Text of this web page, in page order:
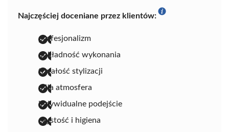
Najczęściej doceniane przez klientów:
profesjonalizm
dokładność wykonania
trwałość stylizacji
miła atmosfera
indywidualne podejście
czystość i higiena